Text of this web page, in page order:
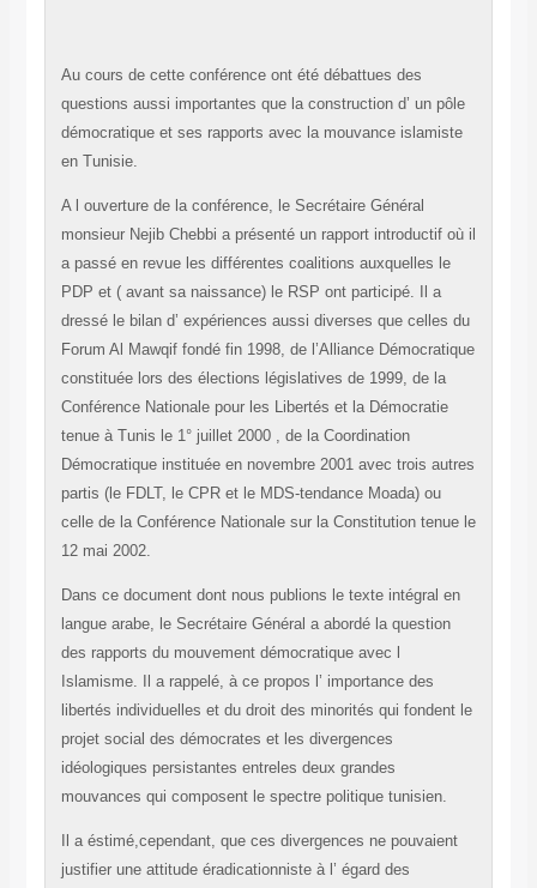
Au cours de cette conférence ont été débattues des
questions aussi importantes que la construction d’ un pôle
démocratique et ses rapports avec la mouvance islamiste
en Tunisie.
A l ouverture de la conférence, le Secrétaire Général
monsieur Nejib Chebbi a présenté un rapport introductif où il
a passé en revue les différentes coalitions auxquelles le
PDP et ( avant sa naissance) le RSP ont participé. Il a
dressé le bilan d’ expériences aussi diverses que celles du
Forum Al Mawqif fondé fin 1998, de l’Alliance Démocratique
constituée lors des élections législatives de 1999, de la
Conférence Nationale pour les Libertés et la Démocratie
tenue à Tunis le 1° juillet 2000 , de la Coordination
Démocratique instituée en novembre 2001 avec trois autres
partis (le FDLT, le CPR et le MDS-tendance Moada) ou
celle de la Conférence Nationale sur la Constitution tenue le
12 mai 2002.
Dans ce document dont nous publions le texte intégral en
langue arabe, le Secrétaire Général a abordé la question
des rapports du mouvement démocratique avec l
Islamisme. Il a rappelé, à ce propos l’ importance des
libertés individuelles et du droit des minorités qui fondent le
projet social des démocrates et les divergences
idéologiques persistantes entreles deux grandes
mouvances qui composent le spectre politique tunisien.
Il a éstimé,cependant, que ces divergences ne pouvaient
justifier une attitude éradicationniste à l’ égard des